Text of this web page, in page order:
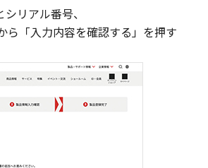
リアル番号、
ら「入力内容を確認する」を押す